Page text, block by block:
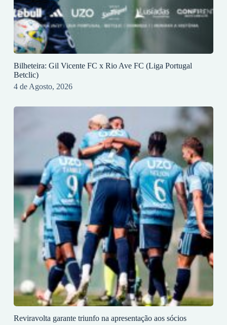
Bilheteira: Gil Vicente FC x Rio Ave FC (Liga Portugal
Betclic)
4 de Agosto, 2026
Reviravolta garante triunfo na apresentação aos sócios